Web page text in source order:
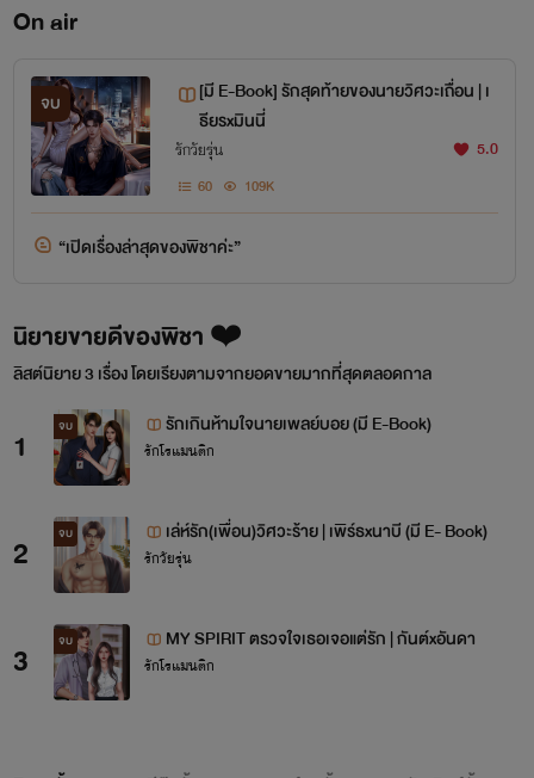
On air
จบ
[มี E-Book] รักสุดท้ายของนายวิศวะเถื่อน | เ
ธียรxมินนี่
รักวัยรุ่น 5.0
60 109K
“เปิดเรื่องล่าสุดของพิชาค่ะ”
นิยายขายดีของพิชา ❤️
ลิสต์นิยาย 3 เรื่อง โดยเรียงตามจากยอดขายมากที่สุดตลอดกาล
1 จบ รักเกินห้ามใจนายเพลย์บอย (มี E-Book)
รักโรแมนติก
2 จบ เล่ห์รัก(เพื่อน)วิศวะร้าย | เพิร์ธxนาบี (มี E- Book)
รักวัยรุ่น
3 จบ MY SPIRIT ตรวจใจเธอเจอแต่รัก | กันต์xอันดา
รักโรแมนติก